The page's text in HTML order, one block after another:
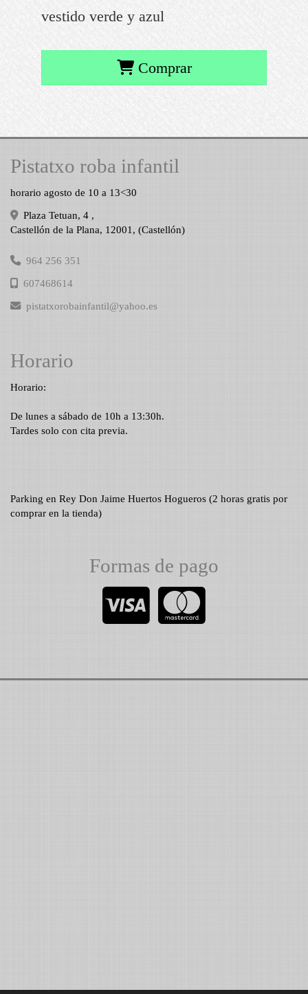
vestido verde y azul
Comprar
Pistatxo roba infantil
horario agosto de 10 a 13<30
Plaza Tetuan, 4 ,
Castellón de la Plana, 12001 , (Castellón)
964 256 351
607468614
pistatxorobainfantil
yahoo.es
Horario
Horario:
De lunes a sábado de 10h a 13:30h.
Tardes solo con cita previa.
Parking en Rey Don Jaime Huertos Hogueros (2 horas gratis por
comprar en la tienda)
Formas de pago